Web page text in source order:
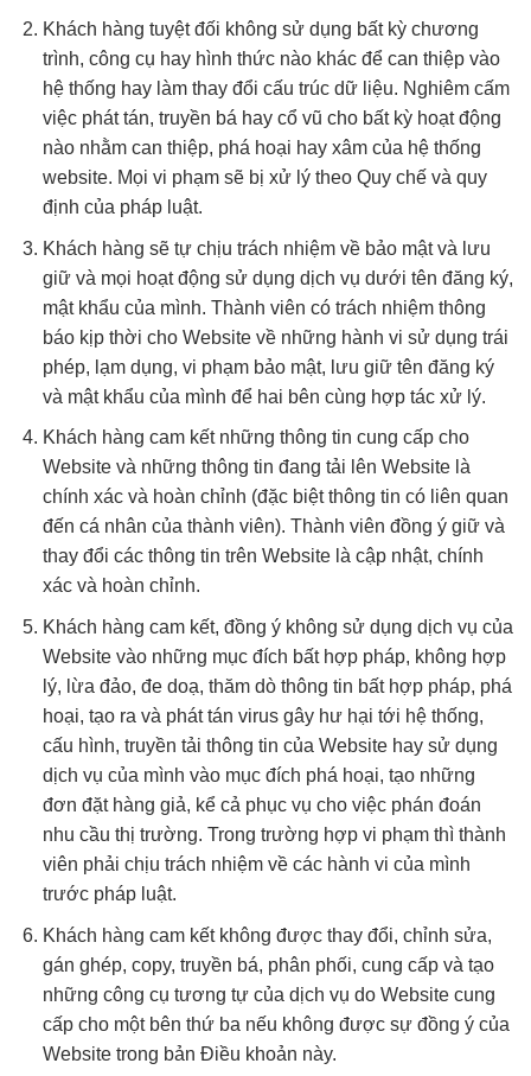
Khách hàng tuyệt đối không sử dụng bất kỳ chương
trình, công cụ hay hình thức nào khác để can thiệp vào
hệ thống hay làm thay đổi cấu trúc dữ liệu. Nghiêm cấm
việc phát tán, truyền bá hay cổ vũ cho bất kỳ hoạt động
nào nhằm can thiệp, phá hoại hay xâm của hệ thống
website. Mọi vi phạm sẽ bị xử lý theo Quy chế và quy
định của pháp luật.
Khách hàng sẽ tự chịu trách nhiệm về bảo mật và lưu
giữ và mọi hoạt động sử dụng dịch vụ dưới tên đăng ký,
mật khẩu của mình. Thành viên có trách nhiệm thông
báo kịp thời cho Website về những hành vi sử dụng trái
phép, lạm dụng, vi phạm bảo mật, lưu giữ tên đăng ký
và mật khẩu của mình để hai bên cùng hợp tác xử lý.
Khách hàng cam kết những thông tin cung cấp cho
Website và những thông tin đang tải lên Website là
chính xác và hoàn chỉnh (đặc biệt thông tin có liên quan
đến cá nhân của thành viên). Thành viên đồng ý giữ và
thay đổi các thông tin trên Website là cập nhật, chính
xác và hoàn chỉnh.
Khách hàng cam kết, đồng ý không sử dụng dịch vụ của
Website vào những mục đích bất hợp pháp, không hợp
lý, lừa đảo, đe doạ, thăm dò thông tin bất hợp pháp, phá
hoại, tạo ra và phát tán virus gây hư hại tới hệ thống,
cấu hình, truyền tải thông tin của Website hay sử dụng
dịch vụ của mình vào mục đích phá hoại, tạo những
đơn đặt hàng giả, kể cả phục vụ cho việc phán đoán
nhu cầu thị trường. Trong trường hợp vi phạm thì thành
viên phải chịu trách nhiệm về các hành vi của mình
trước pháp luật.
Khách hàng cam kết không được thay đổi, chỉnh sửa,
gán ghép, copy, truyền bá, phân phối, cung cấp và tạo
những công cụ tương tự của dịch vụ do Website cung
cấp cho một bên thứ ba nếu không được sự đồng ý của
Website trong bản Điều khoản này.